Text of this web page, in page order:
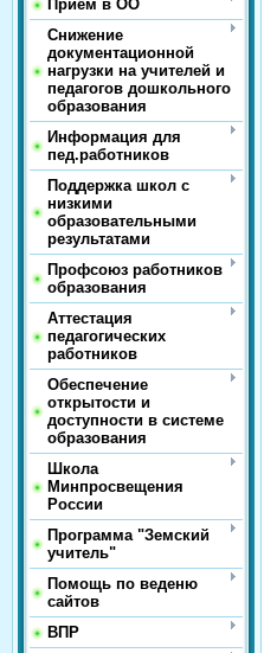
Приём в ОО
Снижение
документационной
нагрузки на учителей и
педагогов дошкольного
образования
Информация для
пед.работников
Поддержка школ с
низкими
образовательными
результатами
Профсоюз работников
образования
Аттестация
педагогических
работников
Обеспечение
открытости и
доступности в системе
образования
Школа
Минпросвещения
России
Программа "Земский
учитель"
Помощь по веденю
сайтов
ВПР